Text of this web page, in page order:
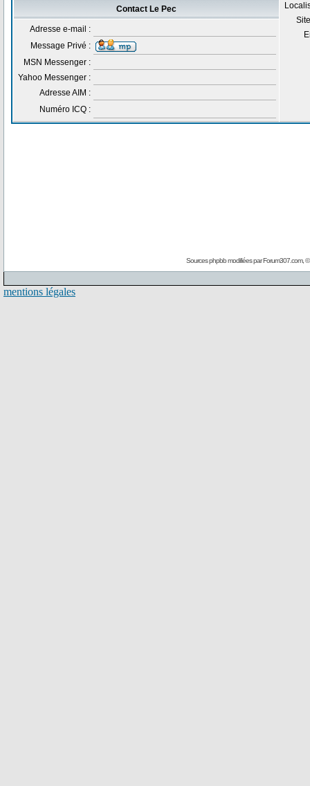
Contact Le Pec
Adresse e-mail :
Message Privé :
MSN Messenger :
Yahoo Messenger :
Adresse AIM :
Numéro ICQ :
Sources phpbb modifiées parForum307.com, ©
mentions légales